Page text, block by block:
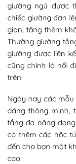
giường ngủ được
chiếc giường đơn
gian, tăng thêm
Thường giường
giường được liên
cũng chính là nối
trên.
Ngày nay các mẫu
dáng thông minh,
tầng đa năng
có thêm các hộc
đến cho bạn một
cao.